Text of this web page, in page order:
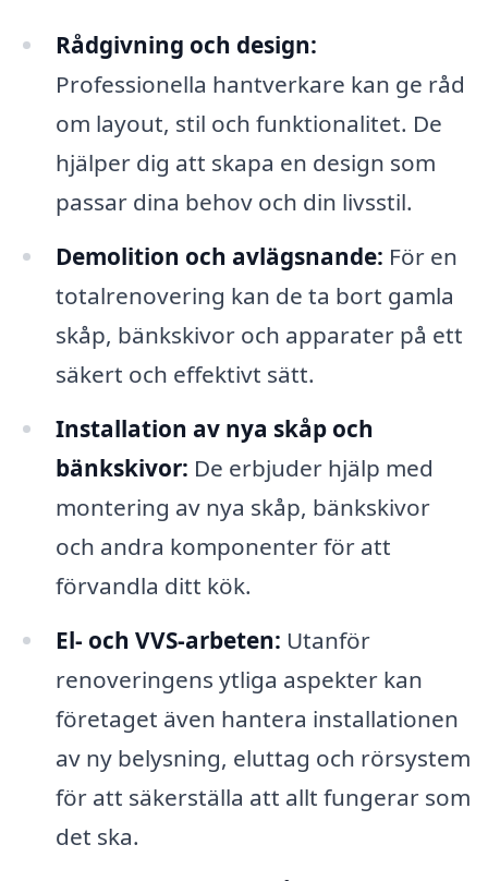
Rådgivning och design:
Professionella hantverkare kan ge råd
om layout, stil och funktionalitet. De
hjälper dig att skapa en design som
passar dina behov och din livsstil.
Demolition och avlägsnande: För en
totalrenovering kan de ta bort gamla
skåp, bänkskivor och apparater på ett
säkert och effektivt sätt.
Installation av nya skåp och
bänkskivor: De erbjuder hjälp med
montering av nya skåp, bänkskivor
och andra komponenter för att
förvandla ditt kök.
El- och VVS-arbeten: Utanför
renoveringens ytliga aspekter kan
företaget även hantera installationen
av ny belysning, eluttag och rörsystem
för att säkerställa att allt fungerar som
det ska.